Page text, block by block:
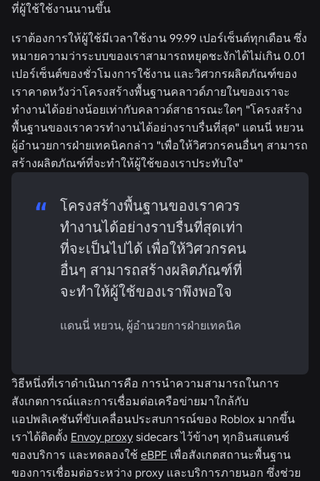
ที่ผู้ใช้ใช้งานนานขึ้น
เราต้องการให้ผู้ใช้มีเวลาใช้งาน 99.99 เปอร์เซ็นต์ทุกเดือน ซึ่ง
หมายความว่าระบบของเราสามารถหยุดชะงักได้ไม่เกิน 0.01
เปอร์เซ็นต์ของชั่วโมงการใช้งาน และวิศวกรผลิตภัณฑ์ของ
เราคาดหวังว่าโครงสร้างพื้นฐานคลาวด์ภายในของเราจะ
ทำงานได้อย่างน้อยเท่ากับคลาวด์สาธารณะใดๆ "โครงสร้าง
พื้นฐานของเราควรทำงานได้อย่างราบรื่นที่สุด" แดนนี่ หยวน
ผู้อำนวยการฝ่ายเทคนิคกล่าว "เพื่อให้วิศวกรคนอื่นๆ สามารถ
สร้างผลิตภัณฑ์ที่จะทำให้ผู้ใช้ของเราประทับใจ"
โครงสร้างพื้นฐานของเราควร
ทำงานได้อย่างราบรื่นที่สุดเท่า
ที่จะเป็นไปได้ เพื่อให้วิศวกรคน
อื่นๆ สามารถสร้างผลิตภัณฑ์ที่
จะทำให้ผู้ใช้ของเราพึงพอใจ
แดนนี่ หยวน, ผู้อำนวยการฝ่ายเทคนิค
วิธีหนึ่งที่เราดำเนินการคือ การนำความสามารถในการ
สังเกตการณ์และการเชื่อมต่อเครือข่ายมาใกล้กับ
แอปพลิเคชันที่ขับเคลื่อนประสบการณ์ของ Roblox มากขึ้น
เราได้ติดตั้ง Envoy proxy sidecars ไว้ข้างๆ ทุกอินสแตนซ์
ของบริการ และทดลองใช้ eBPF เพื่อสังเกตสถานะพื้นฐาน
ของการเชื่อมต่อระหว่าง proxy และบริการภายนอก ซึ่งช่วย